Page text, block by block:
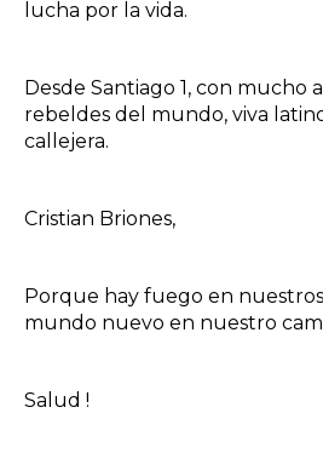
lucha por la vida.
Desde Santiago 1, con mucho
rebeldes del mundo, viva
callejera.
Cristian Briones,
Porque hay fuego en
mundo nuevo en nuestro
Salud !